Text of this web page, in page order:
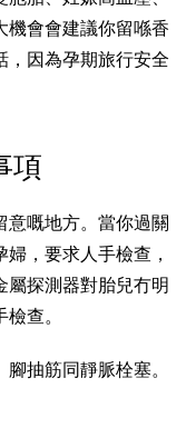
機會會建議你留喺香
，因為孕期旅行安全
項
意嘅地方。當你過關
，要求人手檢查，
屬探測器對胎兒冇明
查。
抽筋同靜脈栓塞。